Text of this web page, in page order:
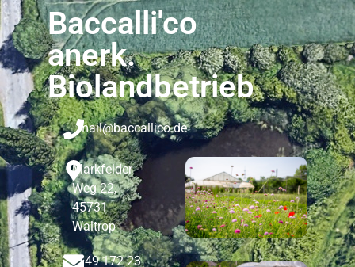
Baccalli'co
anerk.
Biolandbetrieb
mail@baccallico.de
Markfelder
Weg 22,
45731
Waltrop
+49 172 23